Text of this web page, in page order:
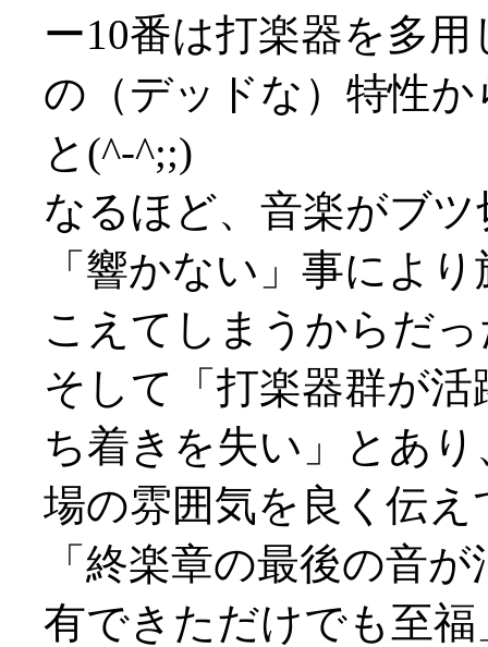
ー10番は打楽器を多
の（デッドな）特性
と(^-^;;)
なるほど、音楽がブ
「響かない」事によ
こえてしまうからだ
そして「打楽器群が
ち着きを失い」とあ
場の雰囲気を良く伝
「終楽章の最後の音
有できただけでも至